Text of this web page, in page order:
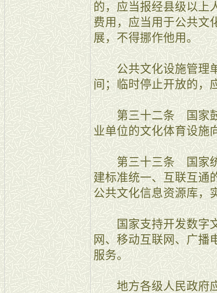
的，应当报经县级以上
费用，应当用于公共文
展，不得挪作他用。
公共文化设施管理单
间；临时停止开放的，
第三十二条 国家鼓
业单位的文化体育设施
第三十三条 国家统
建标准统一、互联互通
公共文化信息资源库，
国家支持开发数字文
网、移动互联网、广播
服务。
地方各级人民政府应